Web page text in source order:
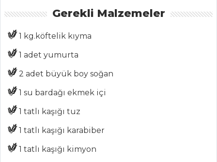
Chefs
Haber
ŞEFİN TARİFLERİ
MENÜLER
Tüm
Kategoriler
Gerekli Malzemeler
1 kg. köftelik kıyma
1 adet yumurta
2 adet büyük boy soğan
1 su bardağı ekmek içi
1 tatlı kaşığı tuz
1 tatlı kaşığı karabiber
1 tatlı kaşığı kimyon